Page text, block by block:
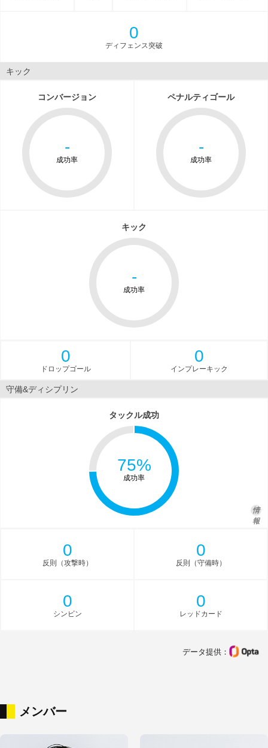
0
ディフェンス突破
キック
コンバージョン
-
成功率
ペナルティゴール
-
成功率
キック
-
成功率
0
ドロップゴール
0
インプレーキック
守備&ディシプリン
タックル成功
75%
成功率
情
報
0
反則（攻撃時）
0
反則（守備時）
0
シンビン
0
レッドカード
データ提供：
メンバー